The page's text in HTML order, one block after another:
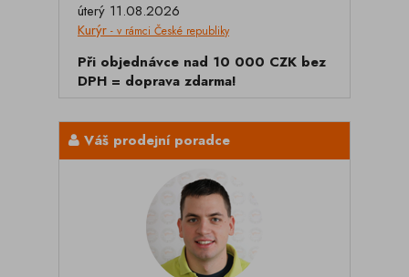
úterý 11.08.2026
Kurýr - v rámci České republiky
Při objednávce nad 10 000 CZK bez
DPH = doprava zdarma!
Váš prodejní poradce